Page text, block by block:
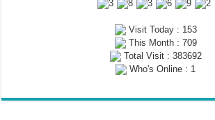
Visit Today : 153
This Month : 709
Total Visit : 383692
Who's Online : 1